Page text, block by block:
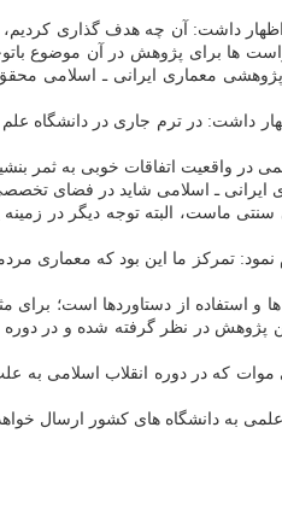
داشت: آن چه هدف گذاری
ها برای پژوهش در آن موضوع
پژوهشی معماری ایرانی ـ
داشت: در ترم جاری در
در واقعیت اتفاقات خوبی به ثمر
ایرانی ـ اسلامی شاید در فضای
ماست، البته توجه دیگر در
تمرکز ما این بود که معماری
و استفاده از دستاوردها است؛
موات که در دوره انقلاب اسلامی
به دانشگاه های کشور ارسال